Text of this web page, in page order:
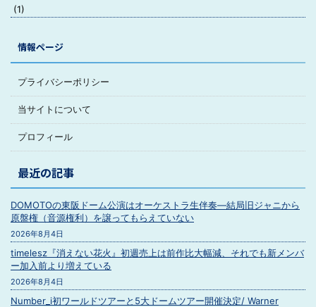
(1)
情報ページ
プライバシーポリシー
当サイトについて
プロフィール
最近の記事
DOMOTOの東阪ドーム公演はオーケストラ生伴奏―結局旧ジャニから
原盤権（音源権利）を譲ってもらえていない
2026年8月4日
timelesz『消えない花火』初週売上は前作比大幅減、それでも新メンバ
ー加入前より増えている
2026年8月4日
Number_i初ワールドツアーと5大ドームツアー開催決定/ Warner